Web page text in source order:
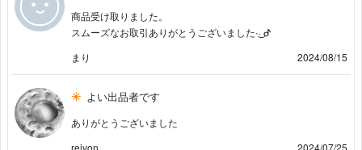
商品受け取りました。
スムーズなお取引ありがとうございました·͜· ︎︎ᕷ
まり
2024/08/15
よい出品者です
ありがとうございました
reiyon
2024/07/25